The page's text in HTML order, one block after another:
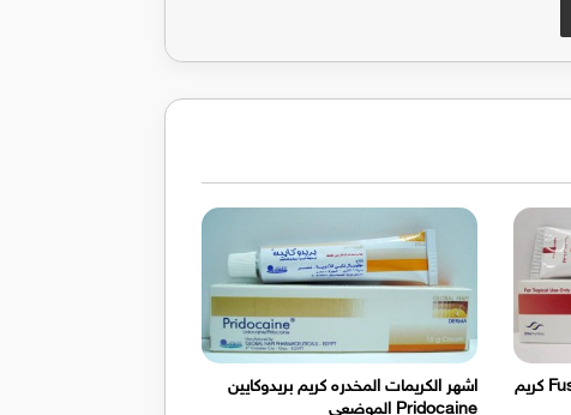
المضاد الحيوي فيوسيدرم Fusiderm كريم
اشهر الكريمات المخدره كريم بريدوكايين
Pridocaine الموضعى